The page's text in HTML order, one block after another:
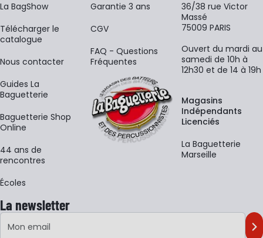
La BagShow
​Télécharger le
catalogue
Nous contacter
Guides La
Baguetterie
Baguetterie Shop
Online
44 ans de
rencontres
Écoles
Garantie 3 ans
CGV
FAQ - Questions
Fréquentes
36/38 rue Victor
Massé
75009 PARIS
Ouvert du mardi au
samedi de 10h à
12h30 et de 14 à 19h
Magasins
Indépendants
Licenciés
La Baguetterie
Marseille
La newsletter
Adresse e-mail